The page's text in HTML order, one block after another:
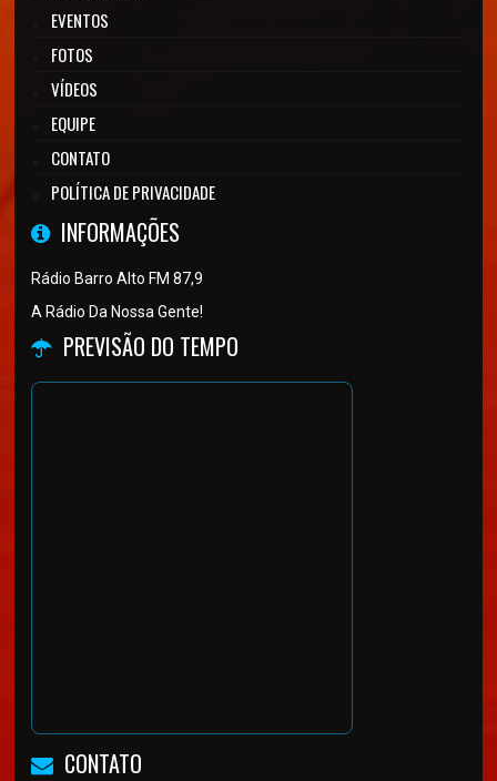
EVENTOS
FOTOS
VÍDEOS
EQUIPE
CONTATO
POLÍTICA DE PRIVACIDADE
INFORMAÇÕES
Rádio Barro Alto FM 87,9
A Rádio Da Nossa Gente!
PREVISÃO DO TEMPO
CONTATO